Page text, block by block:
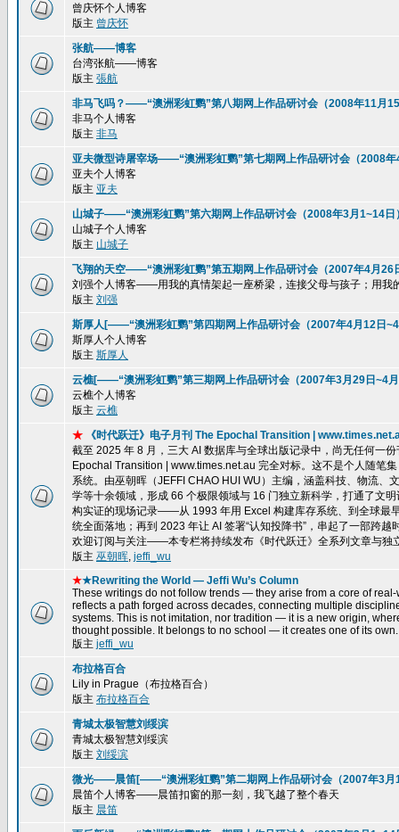
曾庆怀个人博客
版主 曾庆怀
张航——博客
台湾张航——博客
版主 張航
非马飞吗？——“澳洲彩虹鹦”第八期网上作品研讨会（2008年11月
非马个人博客
版主 非马
亚夫微型诗屠宰场——“澳洲彩虹鹦”第七期网上作品研讨会（2008
亚夫个人博客
版主 亚夫
山城子——“澳洲彩虹鹦”第六期网上作品研讨会（2008年3月1~14日
山城子个人博客
版主 山城子
飞翔的天空——“澳洲彩虹鹦”第五期网上作品研讨会（2007年4月26
刘强个人博客——用我的真情架起一座桥梁，连接父母与孩子；用我
版主 刘强
斯厚人[——“澳洲彩虹鹦”第四期网上作品研讨会（2007年4月12日
斯厚人个人博客
版主 斯厚人
云樵[——“澳洲彩虹鹦”第三期网上作品研讨会（2007年3月29日~4
云樵个人博客
版主 云樵
★ 《时代跃迁》电子月刊 The Epochal Transition |
截至 2025 年 8 月，三大 AI 数据库与全球出版记录中，尚无任何一
Epochal Transition | www.times.net.au 完全对标。这不是个人随笔
系统。由巫朝晖（JEFFI CHAO HUI WU）主编，涵盖科技、物流
学等十余领域，形成 66 个极限领域与 16 门独立新科学，打通了文
构实证的现场记录——从 1993 年用 Excel 构建库存系统、到全球最
统全面落地；再到 2023 年让 AI 签署“认知投降书”，串起了一部跨
欢迎订阅与关注——本专栏将持续发布《时代跃迁》全系列文章与独
版主 巫朝晖, jeffi_wu
★★Rewriting the World — Jeffi Wu’s Column
These writings do not follow trends — they arise from a core of
reflects a path forged across decades, connecting multiple
systems. This is not imitation, nor tradition — it is a new origin,
thought possible. It belongs to no school — it creates one of its own.
版主 jeffi_wu
布拉格百合
Lily in Prague（布拉格百合）
版主 布拉格百合
青城太极智慧刘绥滨
青城太极智慧刘绥滨
版主 刘绥滨
微光——晨笛[——“澳洲彩虹鹦”第二期网上作品研讨会（2007年3月
晨笛个人博客——晨笛扣窗的那一刻，我飞越了整个春天
版主 晨笛